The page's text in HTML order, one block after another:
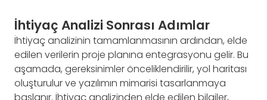
İhtiyaç Analizi Sonrası Adımlar
İhtiyaç analizinin tamamlanmasının ardından, elde
edilen verilerin proje planına entegrasyonu gelir. Bu
aşamada, gereksinimler önceliklendirilir, yol haritası
oluşturulur ve yazılımın mimarisi tasarlanmaya